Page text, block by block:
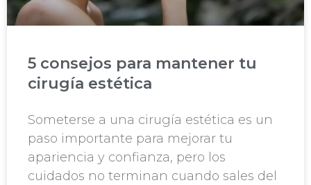
5 consejos para mantener tu
cirugía estética
Someterse a una cirugía estética es un
paso importante para mejorar tu
apariencia y confianza, pero los
cuidados no terminan cuando sales del